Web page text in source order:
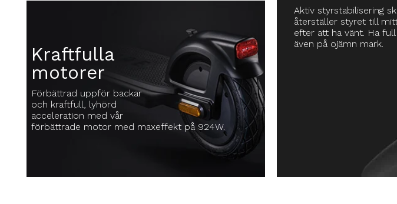
Aktiv styrstabilisering
återställer styret till
efter att ha vänt. Ha
även på ojämn mark.
Kraftfulla
motorer
Förbättrad uppför backar
och kraftfull, lyhörd
acceleration med vår
förbättrade motor med maxeffekt på 924W.